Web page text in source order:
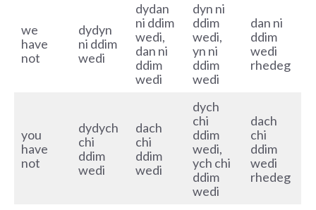
we
have
not
dydyn
ni ddim
wedi
dydan
ni ddim
wedi,
dan ni
ddim
wedi
dyn ni
ddim
wedi,
yn ni
ddim
wedi
dan ni
ddim
wedi
rhedeg
you
have
not
dydych
chi
ddim
wedi
dach
chi
ddim
wedi
dych
chi
ddim
wedi,
ych chi
ddim
wedi
dach
chi
ddim
wedi
rhedeg